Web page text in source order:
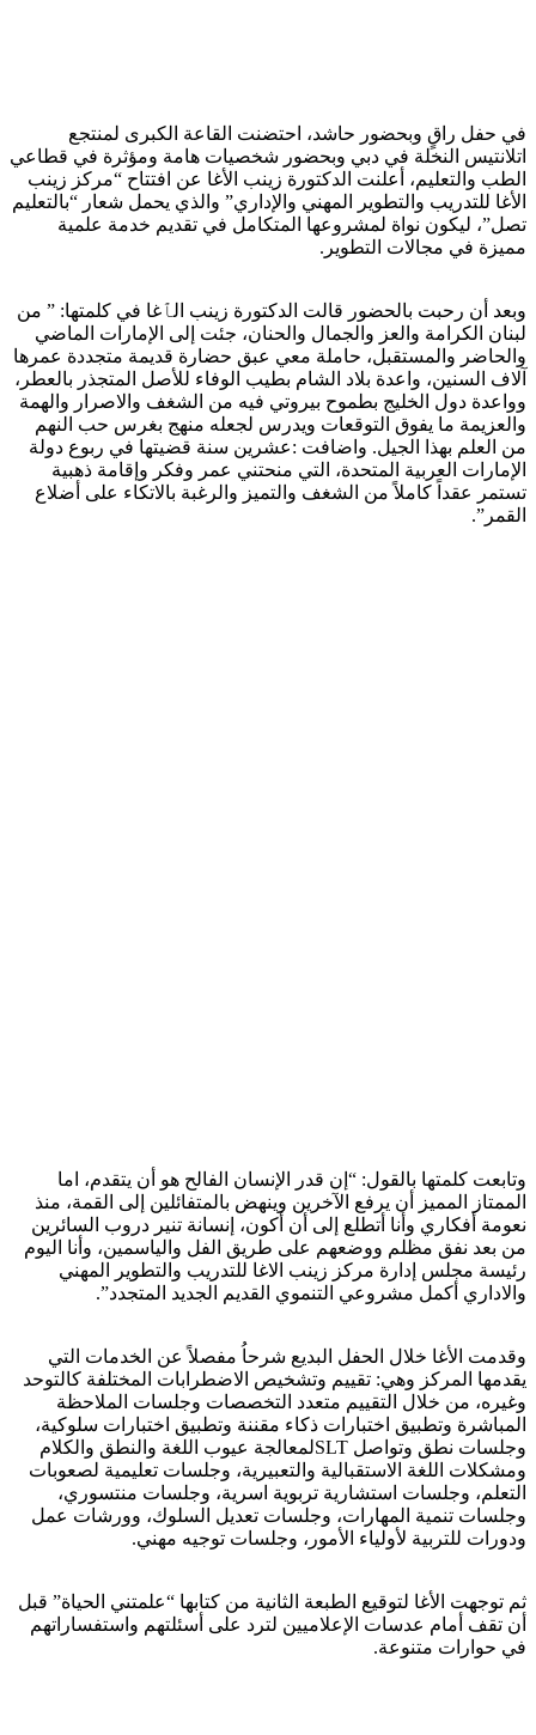
في حفل راقٍ وبحضور حاشد، احتضنت القاعة الكبرى لمنتجع
اتلانتيس النخلة في دبي وبحضور شخصيات هامة ومؤثرة في قطاعي
الطب والتعليم، أعلنت الدكتورة زينب الأغا عن افتتاح “مركز زينب
الأغا للتدريب والتطوير المهني والإداري” والذي يحمل شعار “بالتعليم
تصل”، ليكون نواة لمشروعها المتكامل في تقديم خدمة علمية
مميزة في مجالات التطوير.
وبعد أن رحبت بالحضور قالت الدكتورة زينب الٱغا في كلمتها: ” من
لبنان الكرامة والعز والجمال والحنان، جئت إلى الإمارات الماضي
والحاضر والمستقبل، حاملة معي عبق حضارة قديمة متجددة عمرها
آلاف السنين، واعدة بلاد الشام بطيب الوفاء للأصل المتجذر بالعطر،
وواعدة دول الخليج بطموح بيروتي فيه من الشغف والاصرار والهمة
والعزيمة ما يفوق التوقعات ويدرس لجعله منهج بغرس حب النهم
من العلم بهذا الجيل. واضافت :عشرين سنة قضيتها في ربوع دولة
الإمارات العربية المتحدة، التي منحتني عمر وفكر وإقامة ذهبية
تستمر عقداً كاملاً من الشغف والتميز والرغبة بالاتكاء على أضلاع
القمر”.
وتابعت كلمتها بالقول: “إن قدر الإنسان الفالح هو أن يتقدم، اما
الممتاز المميز أن يرفع الآخرين وينهض بالمتفائلين إلى القمة، منذ
نعومة أفكاري وأنا أتطلع إلى أن أكون، إنسانة تنير دروب السائرين
من بعد نفق مظلم ووضعهم على طريق الفل والياسمين، وأنا اليوم
رئيسة مجلس إدارة مركز زينب الاغا للتدريب والتطوير المهني
والاداري أكمل مشروعي التنموي القديم الجديد المتجدد”.
وقدمت الأغا خلال الحفل البديع شرحاُ مفصلاً عن الخدمات التي
يقدمها المركز وهي: تقييم وتشخيص الاضطرابات المختلفة كالتوحد
وغيره، من خلال التقييم متعدد التخصصات وجلسات الملاحظة
المباشرة وتطبيق اختبارات ذكاء مقننة وتطبيق اختبارات سلوكية،
وجلسات نطق وتواصل SLTلمعالجة عيوب اللغة والنطق والكلام
ومشكلات اللغة الاستقبالية والتعبيرية، وجلسات تعليمية لصعوبات
التعلم، وجلسات استشارية تربوية اسرية، وجلسات منتسوري،
وجلسات تنمية المهارات، وجلسات تعديل السلوك، وورشات عمل
ودورات للتربية لأولياء الأمور، وجلسات توجيه مهني.
ثم توجهت الأغا لتوقيع الطبعة الثانية من كتابها “علمتني الحياة” قبل
أن تقف أمام عدسات الإعلاميين لترد على أسئلتهم واستفساراتهم
في حوارات متنوعة.